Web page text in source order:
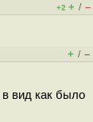
+2 + / –
+ / –
вид как было